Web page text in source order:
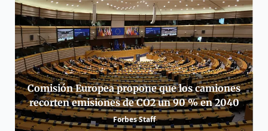
Comisión Europea propone que los camiones
recorten emisiones de CO2 un 90 % en 2040
Forbes Staff